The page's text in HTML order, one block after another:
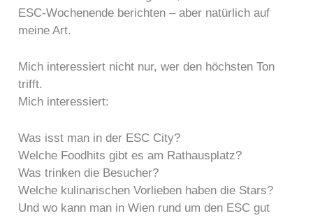
ESC-Wochenende berichten – aber natürlich auf
meine Art.
Mich interessiert nicht nur, wer den höchsten Ton
trifft.
Mich interessiert:
Was isst man in der ESC City?
Welche Foodhits gibt es am Rathausplatz?
Was trinken die Besucher?
Welche kulinarischen Vorlieben haben die Stars?
Und wo kann man in Wien rund um den ESC gut